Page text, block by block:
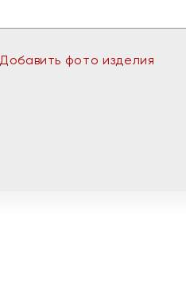
Добавить фото изделия